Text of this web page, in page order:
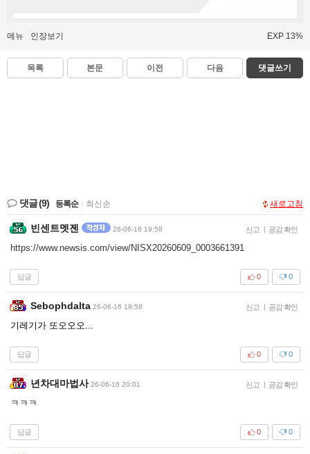
메뉴 인장보기 EXP 13%
목록 본문 이전 다음 댓글쓰기
댓글(9) 등록순 최신순 새로고침
빈센트멧젠 26-06-16 19:58 신고 | 공감 확인
https://www.newsis.com/view/NISX20260609_0003661391
답글 0
0
Sebophdalta 26-06-16 19:58 신고 | 공감 확인
기레기가 또오오오...
답글 0
0
년차대마법사 26-06-16 20:01 신고 | 공감 확인
ㅋㅋㅋ
답글 0
0